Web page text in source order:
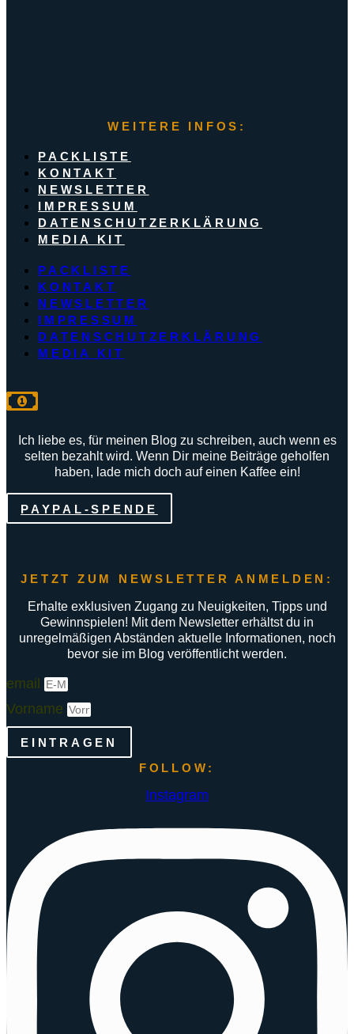
WEITERE INFOS:
PACKLISTE
KONTAKT
NEWSLETTER
IMPRESSUM
DATENSCHUTZERKLÄRUNG
MEDIA KIT
PACKLISTE
KONTAKT
NEWSLETTER
IMPRESSUM
DATENSCHUTZERKLÄRUNG
MEDIA KIT
Ich liebe es, für meinen Blog zu schreiben, auch wenn es
selten bezahlt wird. Wenn Dir meine Beiträge geholfen
haben, lade mich doch auf einen Kaffee ein!
PAYPAL-SPENDE
JETZT ZUM NEWSLETTER ANMELDEN:
Erhalte exklusiven Zugang zu Neuigkeiten, Tipps und
Gewinnspielen! Mit dem Newsletter erhältst du in
unregelmäßigen Abständen aktuelle Informationen, noch
bevor sie im Blog veröffentlicht werden.
email
Vorname
EINTRAGEN
FOLLOW:
Instagram